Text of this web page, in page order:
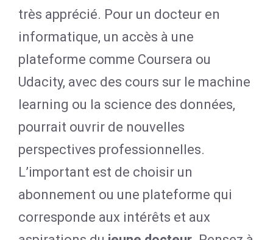
très apprécié. Pour un docteur en
informatique, un accès à une
plateforme comme Coursera ou
Udacity, avec des cours sur le machine
learning ou la science des données,
pourrait ouvrir de nouvelles
perspectives professionnelles.
L’important est de choisir un
abonnement ou une plateforme qui
corresponde aux intérêts et aux